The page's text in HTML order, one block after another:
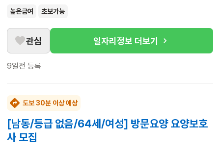
높은급여 초보가능
관심 일자리정보 더보기
9일전 등록
도보 30분 이상 예상
[남동/등급 없음/64세/여성] 방문요양 요양보호
사 모집